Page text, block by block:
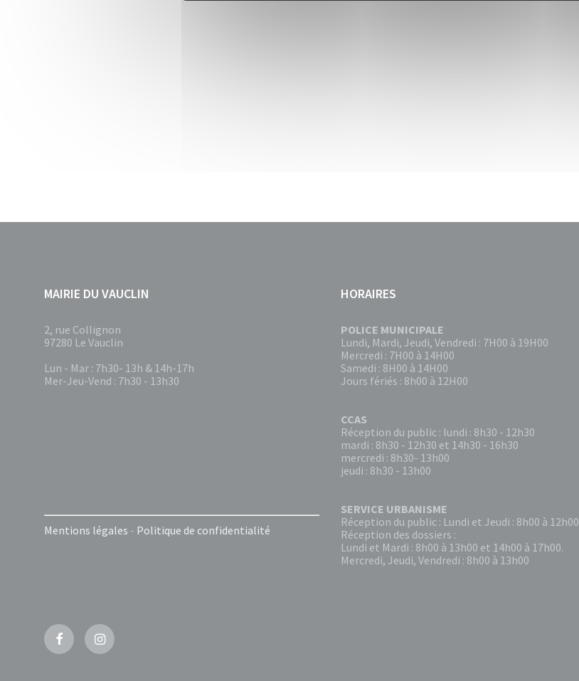
MAIRIE DU VAUCLIN
2, rue Collignon
97280 Le Vauclin
Lun - Mar : 7h30- 13h & 14h-17h
Mer-Jeu-Vend : 7h30 - 13h30
Mentions légales - Politique de confidentialité
HORAIRES
POLICE MUNICIPALE
Lundi, Mardi, Jeudi, Vendredi : 7H00 à 19H00
Mercredi : 7H00 à 14H00
Samedi : 8H00 à 14H00
Jours fériés : 8h00 à 12H00
CCAS
Réception du public : lundi : 8h30 - 12h30
mardi : 8h30 - 12h30 et 14h30 - 16h30
mercredi : 8h30- 13h00
jeudi : 8h30 - 13h00
SERVICE URBANISME
Réception du public : Lundi et Jeudi : 8h00 à 12h00
Réception des dossiers :
Lundi et Mardi : 8h00 à 13h00 et 14h00 à 17h00.
Mercredi, Jeudi, Vendredi : 8h00 à 13h00
FacebookInstagram